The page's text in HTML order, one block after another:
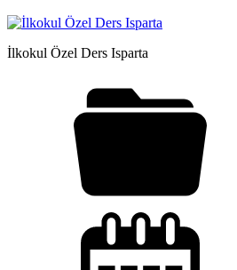
İlkokul Özel Ders Isparta